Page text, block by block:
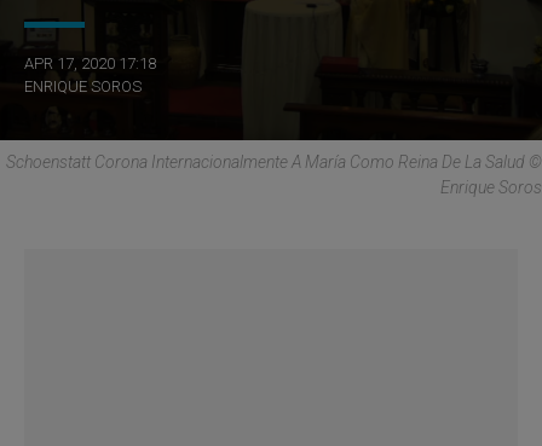
APR 17, 2020 17:18
ENRIQUE SOROS
Schoenstatt Corona Internacionalmente A María Como Reina De La Salud ©
Enrique Soros